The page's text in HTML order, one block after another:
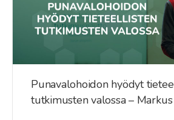
Punavalohoidon hyödyt
tutkimusten valossa – Markus